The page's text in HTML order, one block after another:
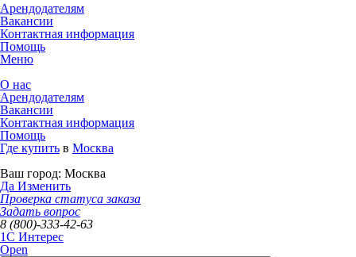
Арендодателям
Вакансии
Контактная информация
Помощь
Меню
О нас
Арендодателям
Вакансии
Контактная информация
Помощь
Где купить в Москва
Ваш город: Москва
Да Изменить
Проверка статуса заказа
Задать вопрос
8 (800)-333-42-63
1C Интерес
Open